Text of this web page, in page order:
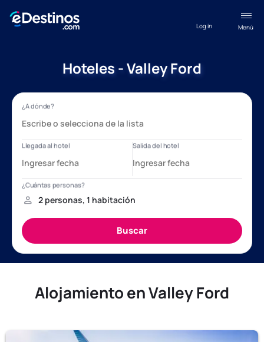
Menú
Log in
Hoteles - Valley Ford
Alojamiento en Valley Ford